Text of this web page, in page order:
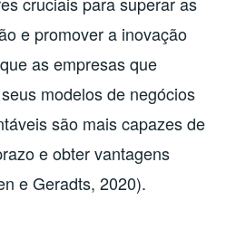
e promover a inovação
as empresas que
modelos de negócios
são mais capazes de
e obter vantagens
e Geradts, 2020).